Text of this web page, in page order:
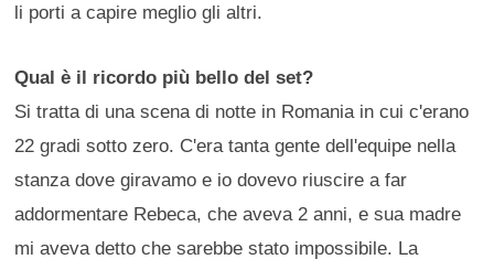
li porti a capire meglio gli altri.
Qual è il ricordo più bello del set?
Si tratta di una scena di notte in Romania in cui c'erano
22 gradi sotto zero. C'era tanta gente dell'equipe nella
stanza dove giravamo e io dovevo riuscire a far
addormentare Rebeca, che aveva 2 anni, e sua madre
mi aveva detto che sarebbe stato impossibile. La